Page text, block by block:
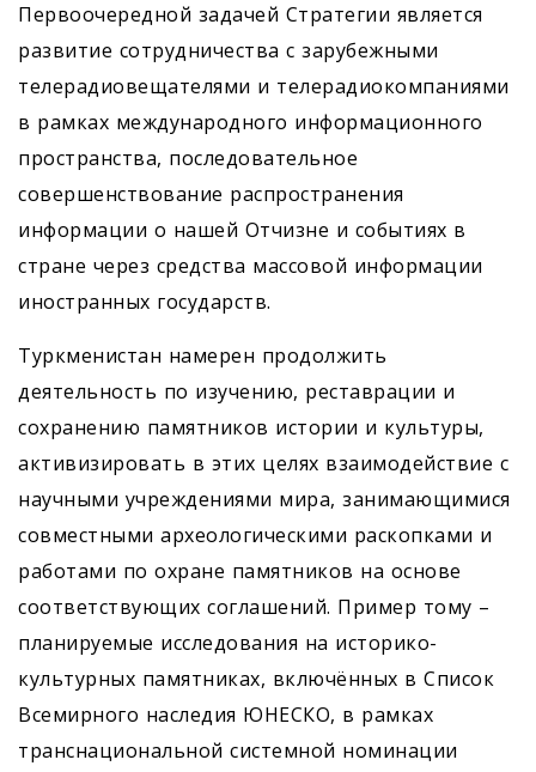
Первоочередной задачей Стратегии является
развитие сотрудничества с зарубежными
телерадиовещателями и телерадиокомпаниями
в рамках международного информационного
пространства, последовательное
совершенствование распространения
информации о нашей Отчизне и событиях в
стране через средства массовой информации
иностранных государств.
Туркменистан намерен продолжить
деятельность по изучению, реставрации и
сохранению памятников истории и культуры,
активизировать в этих целях взаимодействие с
научными учреждениями мира, занимающимися
совместными архео­логическими раскопками и
работами по охране памятников на основе
соответствующих соглашений. Пример тому –
планируемые исследования на историко-
культурных памятниках, включённых в Список
Всемирного наследия ЮНЕСКО, в рамках
транснациональной системной номинации